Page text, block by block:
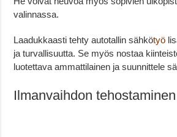
valinnassa.
Laadukkaasti tehty autotallin sähkötyö
ja turvallisuutta. Se myös nostaa
luotettava ammattilainen ja suunnittele
Ilmanvaihdon